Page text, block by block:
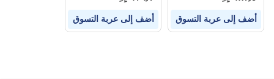
أضف إلى عربة التسوق أضف إلى عربة التسوق